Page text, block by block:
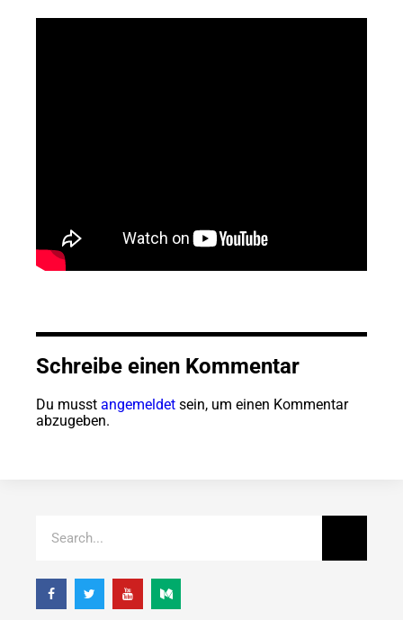
Schreibe einen Kommentar
Du musst angemeldet sein, um einen Kommentar
abzugeben.